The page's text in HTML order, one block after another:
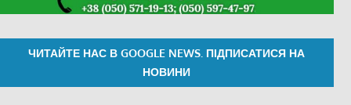
ЧИТАЙТЕ НАС В GOOGLE NEWS. ПІДПИСАТИСЯ НА
НОВИНИ